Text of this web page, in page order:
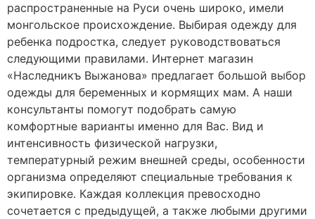
распространенные на Руси очень широко, имели
монгольское происхождение. Выбирая одежду для
ребенка подростка, следует руководствоваться
следующими правилами. Интернет магазин
«Наследникъ Выжанова» предлагает большой выбор
одежды для беременных и кормящих мам. А наши
консультанты помогут подобрать самую
комфортные варианты именно для Вас. Вид и
интенсивность физической нагрузки,
температурный режим внешней среды, особенности
организма определяют специальные требования к
экипировке. Каждая коллекция превосходно
сочетается с предыдущей, а также любыми другими